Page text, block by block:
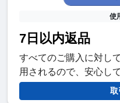
使
7日以内返品
すべてのご購入に対し
用されるので、安心し
取